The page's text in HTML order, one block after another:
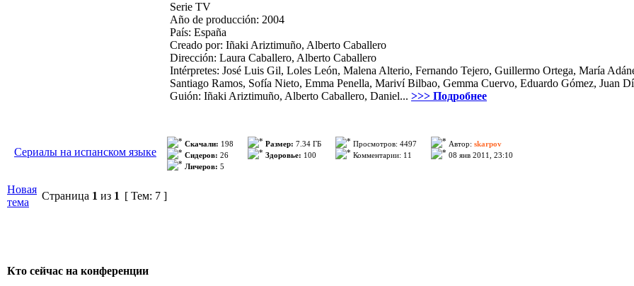
Serie TV
Año de producción: 2004
País: España
Creado por: Iñaki Ariztimuño, Alberto Caballero
Dirección: Laura Caballero, Alberto Caballero
Intérpretes: José Luis Gil, Loles León, Malena Alterio, Fernando Tejero, Guillermo Ortega, María
Santiago Ramos, Sofía Nieto, Emma Penella, Mariví Bilbao, Gemma Cuervo, Eduardo Gómez, Juan
Guión: Iñaki Ariztimuño, Alberto Caballero, Daniel... >>> Подробнее
Сериалы на испанском языке
Скачали: 198
Сидеров: 26
Личеров: 5
Размер: 7.34 ГБ
Здоровье: 100
Просмотров: 4497
Комментарии: 11
Автор: skarpov
08 янв 2011, 23:10
Новая
тема
Страница 1 из 1 [ Тем: 7 ]
Кто сейчас на конференции